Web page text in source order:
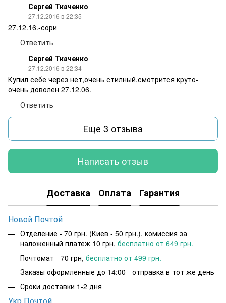
Сергей Ткаченко
27.12.2016 в 22:35
27.12.16.-сори
Ответить
Сергей Ткаченко
27.12.2016 в 22:34
Купил себе через нет,очень стилный,смотрится круто-
очень доволен 27.12.06.
Ответить
Еще 3 отзыва
Написать отзыв
Доставка Оплата Гарантия
Новой Почтой
Отделение - 70 грн. (Киев - 50 грн.), комиссия за
наложенный платеж 10 грн, бесплатно от 649 грн.
Почтомат - 70 грн, бесплатно от 499 грн.
Заказы оформленные до 14:00 - отправка в тот же день
Сроки доставки 1-2 дня